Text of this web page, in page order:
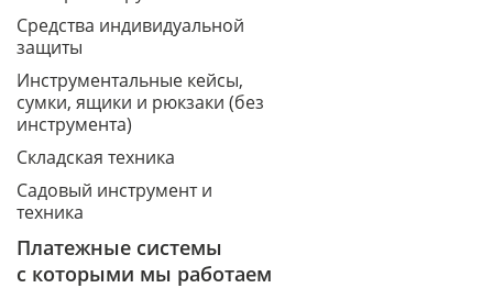
Средства индивидуальной
защиты
Инструментальные кейсы,
сумки, ящики и рюкзаки (без
инструмента)
Складская техника
Садовый инструмент и
техника
Платежные системы
с которыми мы работаем